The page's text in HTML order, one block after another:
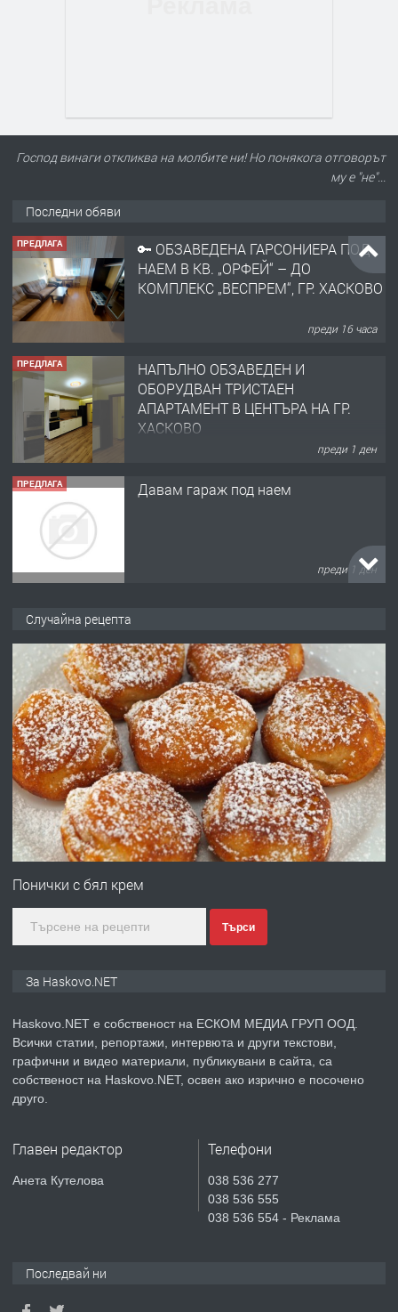
Господ винаги откликва на молбите ни! Но понякога отговорът
му е "не"...
Последни обяви
ПРЕДЛАГА
🔑 ОБЗАВЕДЕНА ГАРСОНИЕРА ПОД
НАЕМ В КВ. „ОРФЕЙ“ – ДО
КОМПЛЕКС „ВЕСПРЕМ“, ГР. ХАСКОВО
преди 16 часа
ПРЕДЛАГА
НАПЪЛНО ОБЗАВЕДЕН И
ОБОРУДВАН ТРИСТАЕН
АПАРТАМЕНТ В ЦЕНТЪРА НА ГР.
ХАСКОВО
преди 1 ден
ПРЕДЛАГА Давам гараж под наем
преди 1 ден
градската градина!
преди 1 ден
ПРЕДЛАГА
ПРОСТОРЕН ТРИСТАЕН
АПАРТАМЕНТ В НОВА СГРАДА КВ.
КУБА
преди 2 дни
ПРЕДЛАГА
Продавам парцел в гр. Хасково кв.
асфалт 0889 537 426
преди 2 дни
ПРЕДЛАГА
№4119 Едностаен обзаведен
Къртене на бетон! Събаряне на
Случайна рецепта
Понички с бял крем
Търси
За Haskovo.NET
Haskovo.NET е собственост на ЕСКОМ МЕДИА ГРУП ООД.
Всички статии, репортажи, интервюта и други текстови,
графични и видео материали, публикувани в сайта, са
собственост на Haskovo.NET, освен ако изрично е посочено
друго.
Главен редактор
Анета Кутелова
Телефони
038 536 277
038 536 555
038 536 554 - Реклама
Последвай ни